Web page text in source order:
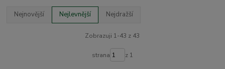
Nejnovější Nejlevnější Nejdražší
Zobrazuji 1-43 z 43
strana z 1